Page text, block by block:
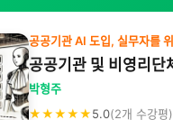
공공기관 AI 도입, 실무자를
공공기관 및 비영리단
박형주
★★★★★5.0(2개 수강평)